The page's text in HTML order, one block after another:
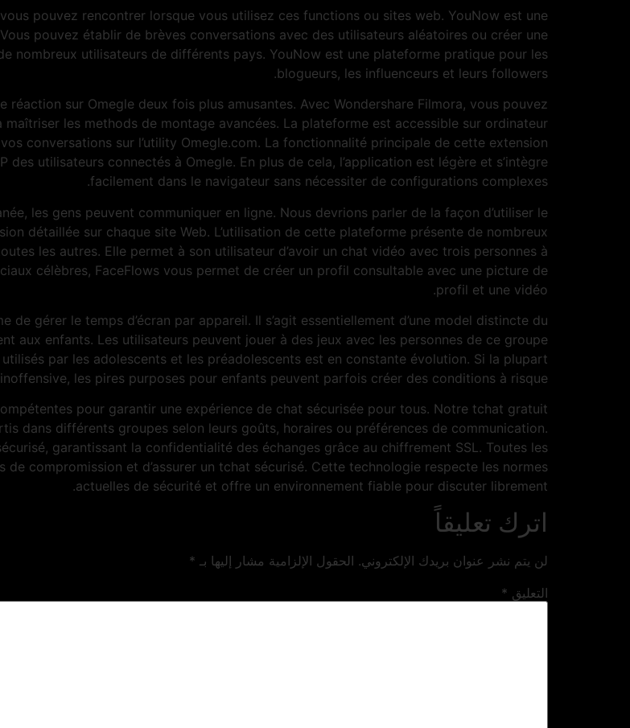
pouvez rencontrer lorsque vous utilisez ces functions ou sites web. YouNow est une
pouvez établir de brèves conversations avec des utilisateurs aléatoires ou créer une
nombreux utilisateurs de différents pays. YouNow est une plateforme pratique pour les
blogueurs, les influenceurs et leurs followers.
réaction sur Omegle deux fois plus amusantes. Avec Wondershare Filmora, vous pouvez
les methods de montage avancées. La plateforme est accessible sur ordinateur
conversations sur l’utility Omegle.com. La fonctionnalité principale de cette extension
utilisateurs connectés à Omegle. En plus de cela, l’application est légère et s’intègre
facilement dans le navigateur sans nécessiter de configurations complexes.
les gens peuvent communiquer en ligne. Nous devrions parler de la façon d’utiliser le
détaillée sur chaque site Web. L’utilisation de cette plateforme présente de nombreux
les autres. Elle permet à son utilisateur d’avoir un chat vidéo avec trois personnes à
célèbres, FaceFlows vous permet de créer un profil consultable avec une picture de
profil et une vidéo.
gérer le temps d’écran par appareil. Il s’agit essentiellement d’une model distincte du
aux enfants. Les utilisateurs peuvent jouer à des jeux avec les personnes de ce groupe
par les adolescents et les préadolescents est en constante évolution. Si la plupart
les pires purposes pour enfants peuvent parfois créer des conditions à risque.
pour garantir une expérience de chat sécurisée pour tous. Notre tchat gratuit
dans différents groupes selon leurs goûts, horaires ou préférences de communication.
garantissant la confidentialité des échanges grâce au chiffrement SSL. Toutes les
compromission et d’assurer un tchat sécurisé. Cette technologie respecte les normes
actuelles de sécurité et offre un environnement fiable pour discuter librement.
اترك تعليقاً
لن يتم نشر عنوان بريدك الإلكتروني. الحقول الإلزامية مشار إليها بـ *
التعليق *